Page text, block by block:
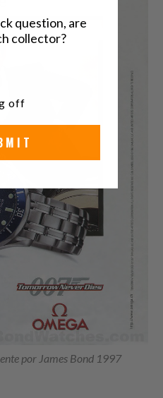
por James Bond 1997
question, are
collector?
collector?
off